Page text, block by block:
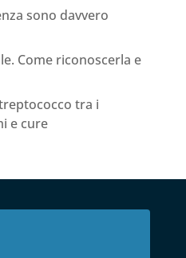
sono davvero
Come riconoscerla e
tra i
e cure